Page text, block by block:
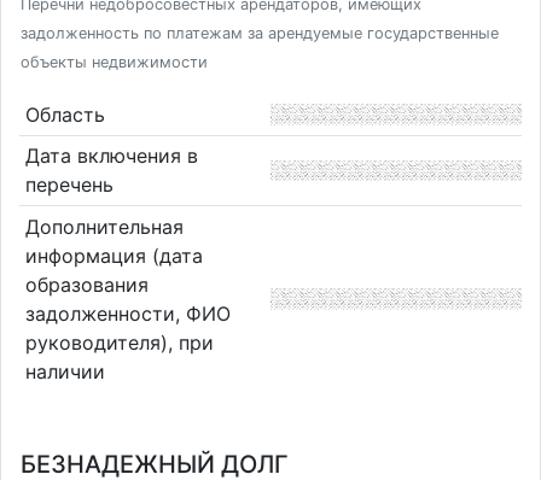
Перечни недобросовестных арендаторов, имеющих
задолженность по платежам за арендуемые государственные
объекты недвижимости
Область
Дата включения в
перечень
Дополнительная
информация (дата
образования
задолженности, ФИО
руководителя), при
наличии
БЕЗНАДЕЖНЫЙ ДОЛГ